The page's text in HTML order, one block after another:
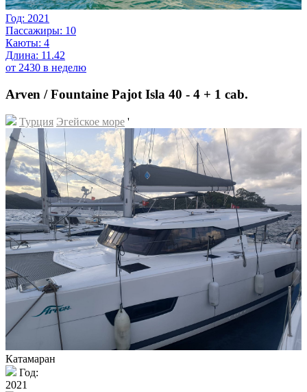
Год: 2021
Пассажиры: 10
Каюты: 4
Длина: 11.42
от 2430 в неделю
Arven / Fountaine Pajot Isla 40 - 4 + 1 cab.
Турция Эгейское море '
Катамаран
Год:
2021